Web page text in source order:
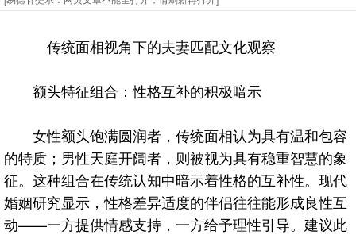
易德轩首席风水大师铁笔居士简介！！
易德轩易学ai，ai批八字紫微命理相学，ai智能体客服系统开通，欢迎
体验！！
2025-07-01
传统面相视角下的夫妻匹配文化观察
额头特征组合：性格互补的积极暗示
女性额头饱满圆润者，传统面相认为具有温和包容
的特质；男性天庭开阔者，则被视为具有稳重智慧的象
征。这种组合在传统认知中暗示着性格的互补性。现代
婚姻研究显示，性格差异适度的伴侣往往能形成良性互
动——一方提供情感支持，一方给予理性引导。建议此